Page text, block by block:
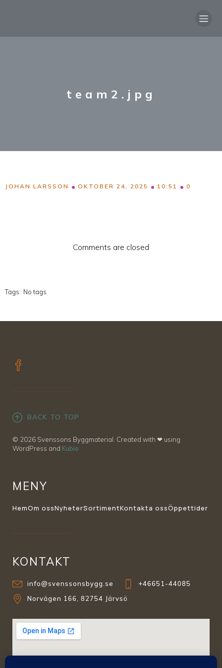
team2.jpg
JOHAN LARSSON • OKTOBER 24, 2025 • 10:51 • 0
Comments are closed
Tags: No tags
BACK TO TOP
© 2026 Svenssons Byggmaterial. Created with ❤ using
WordPress and Kubio
MENY
HemOm ossNyheterSortimentKontakta ossÖppettider
KONTAKT
info@svenssonsbygg.se
+46651-44085
Norvägen 166, 82754 Järvsö